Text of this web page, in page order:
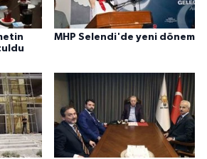
MHP Selendi'de yeni dönem